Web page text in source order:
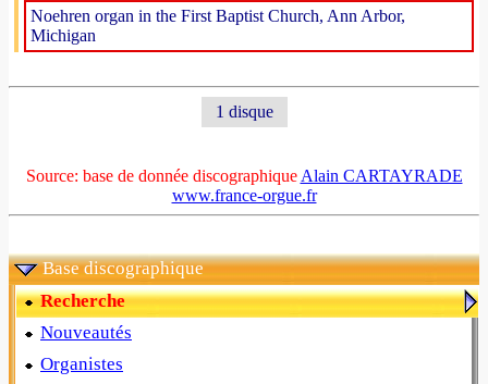
Noehren organ in the First Baptist Church, Ann Arbor,
Michigan
1 disque
Source: base de donnée discographique Alain CARTAYRADE
www.france-orgue.fr
Base discographique
Recherche
Nouveautés
Organistes